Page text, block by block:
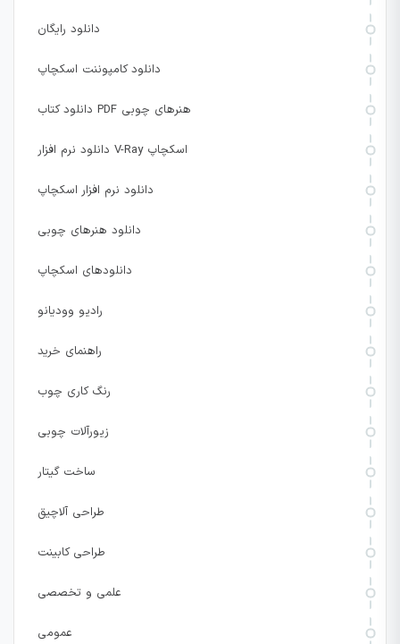
دانلود رایگان
دانلود کامپوننت اسکچاپ
دانلود کتاب PDF هنرهای چوبی
دانلود نرم افزار V-Ray اسکچاپ
دانلود نرم افزار اسکچاپ
دانلود هنرهای چوبی
دانلودهای اسکچاپ
رادیو وودیانو
راهنمای خرید
رنگ کاری چوب
زیورآلات چوبی
ساخت گیتار
طراحی آلاچیق
طراحی کابینت
علمی و تخصصی
عمومی